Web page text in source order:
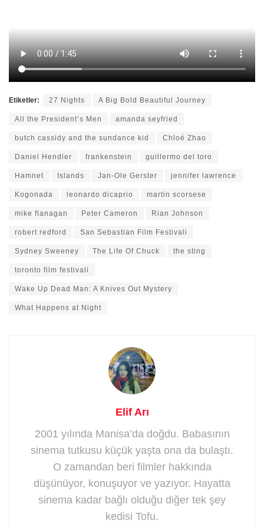
Etiketler: 27 Nights A Big Bold Beautiful Journey
All the President’s Men amanda seyfried
butch cassidy and the sundance kid Chloé Zhao
Daniel Hendler frankenstein guillermo del toro
Hamnet Islands Jan-Ole Gerster jennifer lawrence
Kogonada leonardo dicaprio martin scorsese
mike flanagan Peter Cameron Rian Johnson
robert redford San Sebastian Film Festivali
Sydney Sweeney The Life Of Chuck the sting
toronto film festivali
Wake Up Dead Man: A Knives Out Mystery
What Happens at Night
Elif Arı
2001 yılında Manisa’da doğdu. Babasının
sinema tutkusu küçük yaşta ona da bulaştı.
O zamandan beri filmler hakkında
düşünüyor, konuşuyor ve yazıyor. Hayatta
sinema kadar bağlı olduğu diğer tek şey
kedisi Tofu.